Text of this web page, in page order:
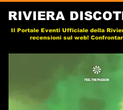
RIVIERA
Il Portale Eventi Ufficiale della
recensioni sul web!